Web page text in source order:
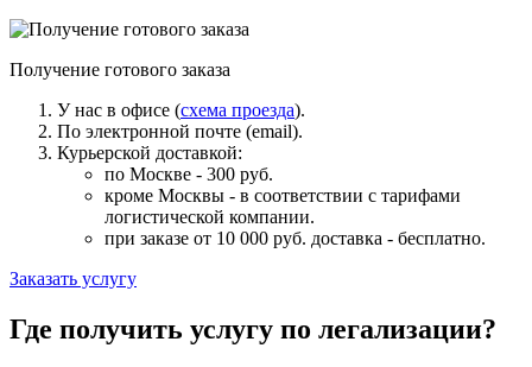
Получение готового заказа
У нас в офисе (схема проезда).
По электронной почте (email).
Курьерской доставкой:
по Москве - 300 руб.
кроме Москвы - в соответствии с тарифами
логистической компании.
при заказе от 10 000 руб. доставка - бесплатно.
Заказать услугу
Где получить услугу по легализации?